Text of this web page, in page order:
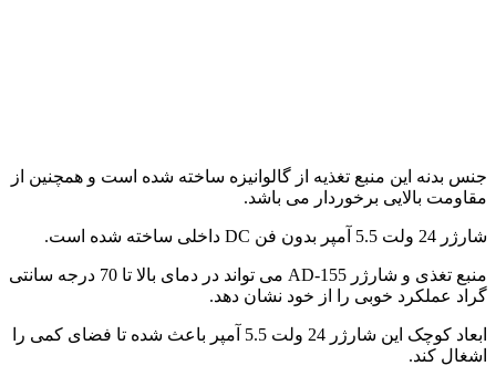
جنس بدنه این منبع تغذیه از گالوانیزه ساخته شده است و همچنین از
مقاومت بالایی برخوردار می باشد.
شارژر 24 ولت 5.5 آمپر بدون فن DC داخلی ساخته شده است.
منبع تغذی و شارژر AD-155 می تواند در دمای بالا تا 70 درجه سانتی
گراد عملکرد خوبی را از خود نشان دهد.
ابعاد کوچک این شارژر 24 ولت 5.5 آمپر باعث شده تا فضای کمی را
اشغال کند.